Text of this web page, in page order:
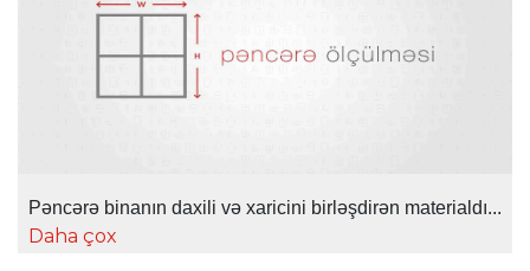
Pəncərə binanın daxili və xaricini birləşdirən materialdı...
Daha çox